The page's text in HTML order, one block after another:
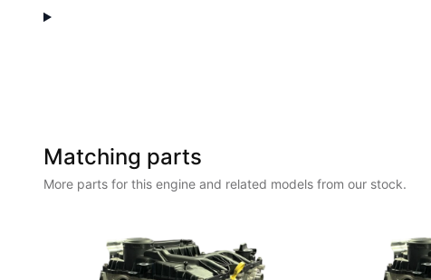
Matching parts
More parts for this engine and related models from our stock.